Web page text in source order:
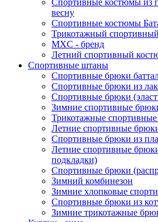
весну
Спортивные костюмы
Трикотажный
MXC - бренд
Летний спортивный
Спортивные штаны
Спортивные брюки
Спортивные брюки из
Спортивные брюки
Зимние спортивные
Трикотажные
Летние спортивные
Спортивные брюки из
Летние спортивные
подкладки)
Спортивные брюки
Зимний комбинезон
Зимние хлопковые
Спортивные брюки из
Зимние трикотажные